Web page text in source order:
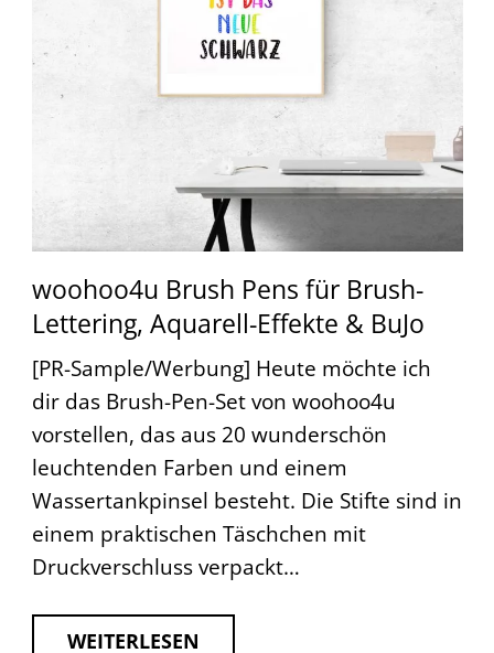
woohoo4u Brush Pens für Brush-
Lettering, Aquarell-Effekte & BuJo
[PR-Sample/Werbung] Heute möchte ich
dir das Brush-Pen-Set von woohoo4u
vorstellen, das aus 20 wunderschön
leuchtenden Farben und einem
Wassertankpinsel besteht. Die Stifte sind in
einem praktischen Täschchen mit
Druckverschluss verpackt…
WEITERLESEN